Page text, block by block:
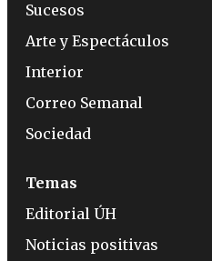
Sucesos
Arte y Espectáculos
Interior
Correo Semanal
Sociedad
Temas
Editorial ÚH
Noticias positivas